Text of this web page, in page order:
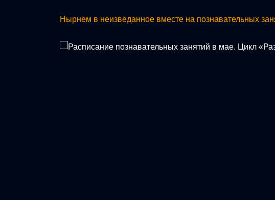
Нырнем в неизведанное вместе на познавательных